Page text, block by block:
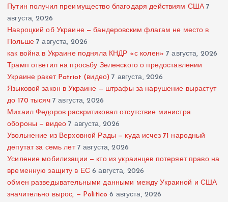
Путин получил преимущество благодаря действиям США 7
августа, 2026
Навроцкий об Украине — бандеровским флагам не место в
Польше 7 августа, 2026
как война в Украине подняла КНДР «с колен» 7 августа, 2026
Трамп ответил на просьбу Зеленского о предоставлении
Украине ракет Patriot (видео) 7 августа, 2026
Языковой закон в Украине — штрафы за нарушение вырастут
до 170 тысяч 7 августа, 2026
Михаил Федоров раскритиковал отсутствие министра
обороны — видео 7 августа, 2026
Увольнение из Верховной Рады — куда исчез 71 народный
депутат за семь лет 7 августа, 2026
Усиление мобилизации — кто из украинцев потеряет право на
временную защиту в ЕС 6 августа, 2026
обмен разведывательными данными между Украиной и США
значительно вырос, — Politico 6 августа, 2026